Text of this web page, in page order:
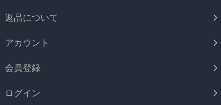
返品について
アカウント
会員登録
ログイン